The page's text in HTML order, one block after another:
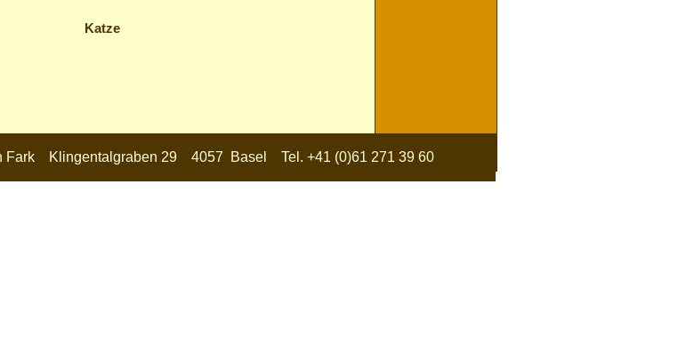
Katze
Fark Klingentalgraben 29 4057 Basel Tel. +41 (0)61 271 39 60